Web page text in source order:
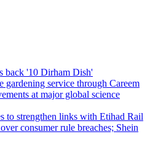
back '10 Dirham Dish'
gardening service through Careem
at major global science
to strengthen links with Etihad Rail
consumer rule breaches; Shein